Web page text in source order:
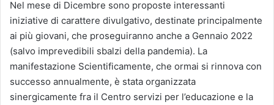
Nel mese di Dicembre sono proposte interessanti
iniziative di carattere divulgativo, destinate principalmente
ai più giovani, che proseguiranno anche a Gennaio 2022
(salvo imprevedibili sbalzi della pandemia). La
manifestazione Scientificamente, che ormai si rinnova con
successo annualmente, è stata organizzata
sinergicamente fra il Centro servizi per l’educazione e la